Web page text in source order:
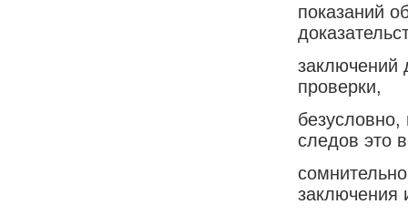
показаний
заключений
проверки,
безусловно,
следов это
заключения